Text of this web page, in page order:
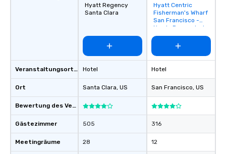
Veranstaltungsortstyp
Ort
Bewertung des Veranstaltungsortes
Gästezimmer
Meetingräume
Hyatt Regency
Santa Clara
Hotel
Santa Clara, US
505
28
Removed from
favorites
Hyatt Centric
Fisherman's Wharf
San Francisco -
Newly Renovated
Hotel
San Francisco, US
316
12